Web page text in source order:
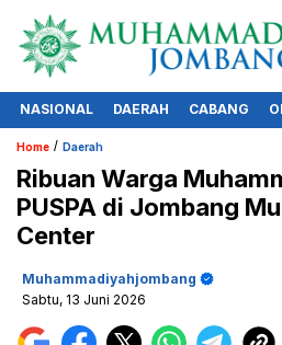
NASIONAL DAERAH CABANG
Home / Daerah
Ribuan Warga
PUSPA di Jombang
Center
Muhammadiyahjombang
Sabtu, 13 Juni 2026